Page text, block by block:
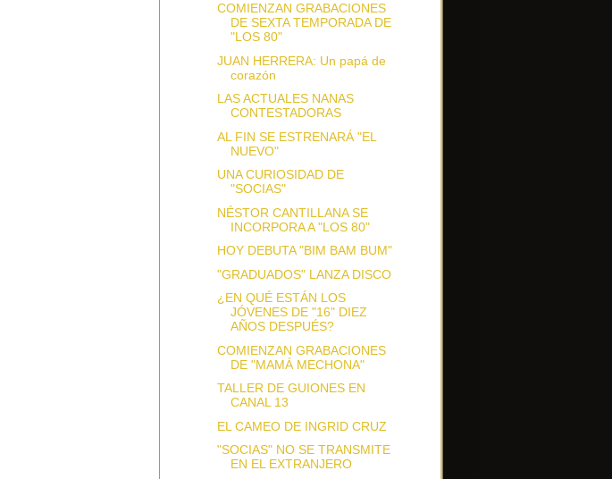
COMIENZAN GRABACIONES
DE SEXTA TEMPORADA DE
"LOS 80"
JUAN HERRERA: Un papá de
corazón
LAS ACTUALES NANAS
CONTESTADORAS
AL FIN SE ESTRENARÁ "EL
NUEVO"
UNA CURIOSIDAD DE
"SOCIAS"
NÉSTOR CANTILLANA SE
INCORPORA A "LOS 80"
HOY DEBUTA "BIM BAM BUM"
"GRADUADOS" LANZA DISCO
¿EN QUÉ ESTÁN LOS
JÓVENES DE "16" DIEZ
AÑOS DESPUÉS?
COMIENZAN GRABACIONES
DE "MAMÁ MECHONA"
TALLER DE GUIONES EN
CANAL 13
EL CAMEO DE INGRID CRUZ
"SOCIAS" NO SE TRANSMITE
EN EL EXTRANJERO